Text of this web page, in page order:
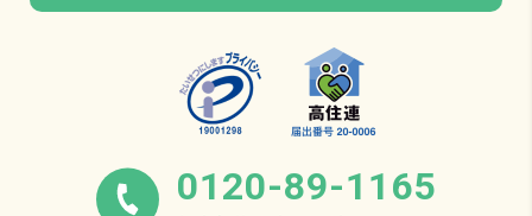
0120-89-1165